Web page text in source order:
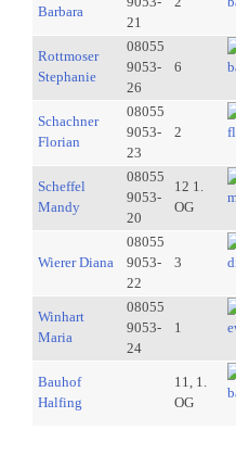
Barbara
21
Rottmoser
Stephanie
08055
9053-
26
6
Schachner
Florian
08055
9053-
23
2
Scheffel
Mandy
08055
9053-
20
12 1.
OG
Wierer Diana
08055
9053-
22
3
Winhart
Maria
08055
9053-
24
1
Bauhof
Halfing
11, 1.
OG